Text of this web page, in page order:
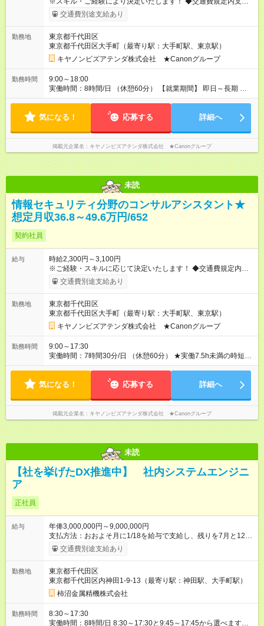
（月額10万円まで） ◆残業代は別途支給 【想定月収例】 ◎月収
44万2000円（時給2600円、月20日、残業10hの場合） ◎月収
試用期間なし
交通費別途支給あり
勤務地
東京都千代田区
東京都千代田区大手町（最寄り駅：大手町駅、東京駅）
キヤノンビズアテンダ株式会社 ★Canonグループ
勤務時間
9:00～18:00
実働時間：8時間/日 （休憩60分） 【就業期間】 即日～長期 ※勤
務開始日の相談OKです！ 【残業時間】 月に10時間程度 【在宅
修・業務引継ぎのため出社勤務となります。 ◎その後は在宅ワ
気になる！ 応募する 詳細へ
掲載元企業名 キヤノンビズアテンダ株式会社 ★Canonグループ
未読
情報セキュリティ分野のコンサルアシスタント★
想定月収36.8～49.6万円/652
契約社員
給与
時給2,300円～3,100円
※ご経験・スキルに応じて決定いたします！ ◆交通費規定内支給
（月額10万円まで） ◆残業代は別途支給 【スタート給与例】 ◎
時給2300円（社内SE経験・1年） ◎時給2500円（テクニカルサ
験・3年） 【想定月収】※交通費は別途支給 ◎月収36.8万円（時
給2300円、月20日勤務 残業月10時間の場合） ◎月収40万円
(時給2500円、月20日勤務、残業月10時間の場合) ◎月収49.6万
円(時給3100円、月20日勤務、残業月10時間の場合) 【試用期
間】試用期間なし
交通費別途支給あり
勤務地
東京都千代田区
東京都千代田区大手町（最寄り駅：大手町駅、東京駅）
キヤノンビズアテンダ株式会社 ★Canonグループ
勤務時間
9:00～17:30
実働時間：7時間30分/日 （休憩60分） ★実働7.5h未満の時短勤
務も応相談！ 【就業期間】 即日～長期（着任日は応相談！）
いて】 着任から数日はPCセッティング・業務レクチャーのため
す（出社・外出は週1回程度）
気になる！ 応募する 詳細へ
掲載元企業名 キヤノンビズアテンダ株式会社 ★Canonグループ
未読
【社を挙げたDX推進中】 社内システムエンジニ
ア
正社員
給与
年俸3,000,000円～9,000,000円
支払方法：おおよそ月に1/18を給与で支給し、残りを7月と12月
で賞与として半分ずつ支給 ※前職の給与を元に、協議の上決定
します。 ※年齢、経験、実力を考慮して決めます。 第２新卒
の場合：700万円～ ※残業代は実績分を支払います。 管理職
の場合は深夜残業が対象です。 但し、深夜残業の実績はほぼ
ありません。 ※年2回(夏、冬)賞与あり。 【試用期間】試用期間
あり 試用期間の長さ：3ヶ月 雇用形態、給与は本採用時と同じ
です。
交通費別途支給あり
勤務地
東京都千代田区
東京都千代田区内神田1-9-13（最寄り駅：神田駅、大手町駅）
柿沼金属精機株式会社
勤務時間
8:30～17:30
実働時間：8時間/日 8:30～17:30と9:45～17:45から選べます。